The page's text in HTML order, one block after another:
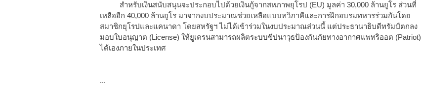
สำหรับเงินสนับสนุนจะประกอบไปด้วยเงินกู้จากสหภาพยุโรป (EU) มูลค่า 30,000 ล้านยูโร ส่วนที่
เหลืออีก 40,000 ล้านยูโร มาจากงบประมาณช่วยเหลือแบบทวิภาคีและการฝึกอบรมทหารร่วมกันโดย
สมาชิกยุโรปและแคนาดา โดยสหรัฐฯ ไม่ได้เข้าร่วมในงบประมาณส่วนนี้ แต่ประธานาธิบดีทรัมป์ตกลง
มอบใบอนุญาต (License) ให้ยูเครนสามารถผลิตระบบขีปนาวุธป้องกันภัยทางอากาศแพทริออต (Patriot)
ได้เองภายในประเทศ
...